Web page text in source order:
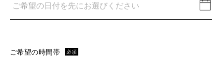
ご希望の時間帯 必須